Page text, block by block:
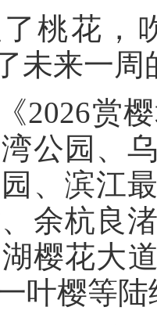
桃花，
未来一周
2026赏
公园、
、滨江
余杭良
樱花大
叶樱等